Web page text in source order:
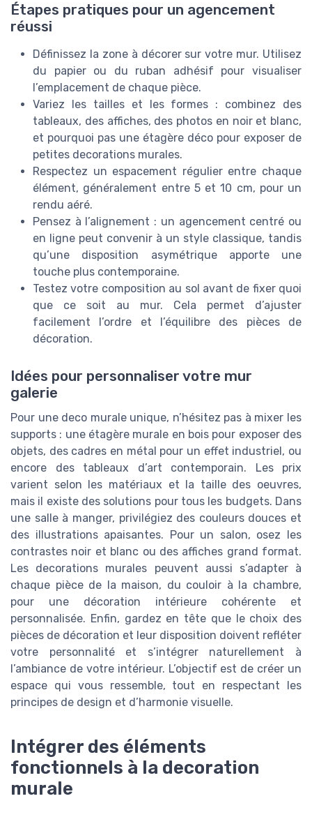
Étapes pratiques pour un agencement
réussi
Définissez la zone à décorer sur votre mur. Utilisez
du papier ou du ruban adhésif pour visualiser
l’emplacement de chaque pièce.
Variez les tailles et les formes : combinez des
tableaux, des affiches, des photos en noir et blanc,
et pourquoi pas une étagère déco pour exposer de
petites decorations murales.
Respectez un espacement régulier entre chaque
élément, généralement entre 5 et 10 cm, pour un
rendu aéré.
Pensez à l’alignement : un agencement centré ou
en ligne peut convenir à un style classique, tandis
qu’une disposition asymétrique apporte une
touche plus contemporaine.
Testez votre composition au sol avant de fixer quoi
que ce soit au mur. Cela permet d’ajuster
facilement l’ordre et l’équilibre des pièces de
décoration.
Idées pour personnaliser votre mur
galerie
Pour une deco murale unique, n’hésitez pas à mixer les
supports : une étagère murale en bois pour exposer des
objets, des cadres en métal pour un effet industriel, ou
encore des tableaux d’art contemporain. Les prix
varient selon les matériaux et la taille des oeuvres,
mais il existe des solutions pour tous les budgets. Dans
une salle à manger, privilégiez des couleurs douces et
des illustrations apaisantes. Pour un salon, osez les
contrastes noir et blanc ou des affiches grand format.
Les decorations murales peuvent aussi s’adapter à
chaque pièce de la maison, du couloir à la chambre,
pour une décoration intérieure cohérente et
personnalisée. Enfin, gardez en tête que le choix des
pièces de décoration et leur disposition doivent refléter
votre personnalité et s’intégrer naturellement à
l’ambiance de votre intérieur. L’objectif est de créer un
espace qui vous ressemble, tout en respectant les
principes de design et d’harmonie visuelle.
Intégrer des éléments
fonctionnels à la decoration
murale